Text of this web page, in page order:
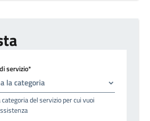
servizio*
del servizio per cui vuoi